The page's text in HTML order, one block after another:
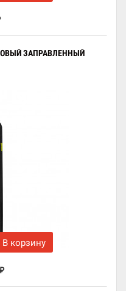
ЗАПРАВЛЕННЫЙ
В корзину
₽